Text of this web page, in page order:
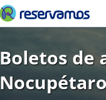
Boletos de